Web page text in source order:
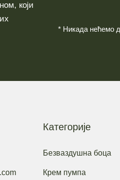
који
* Никада нећемо
Категорије
Безваздушна боца
Крем пумпа